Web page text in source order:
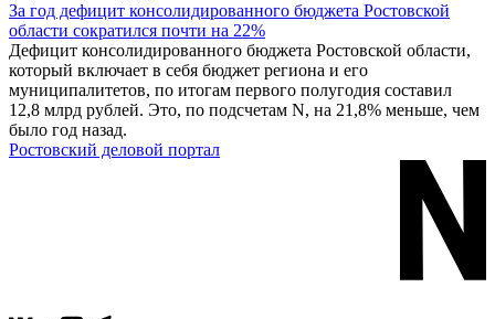
За год дефицит консолидированного бюджета Ростовской
области сократился почти на 22%
Дефицит консолидированного бюджета Ростовской области,
который включает в себя бюджет региона и его
муниципалитетов, по итогам первого полугодия составил
12,8 млрд рублей. Это, по подсчетам N, на 21,8% меньше, чем
было год назад.
Ростовский деловой портал